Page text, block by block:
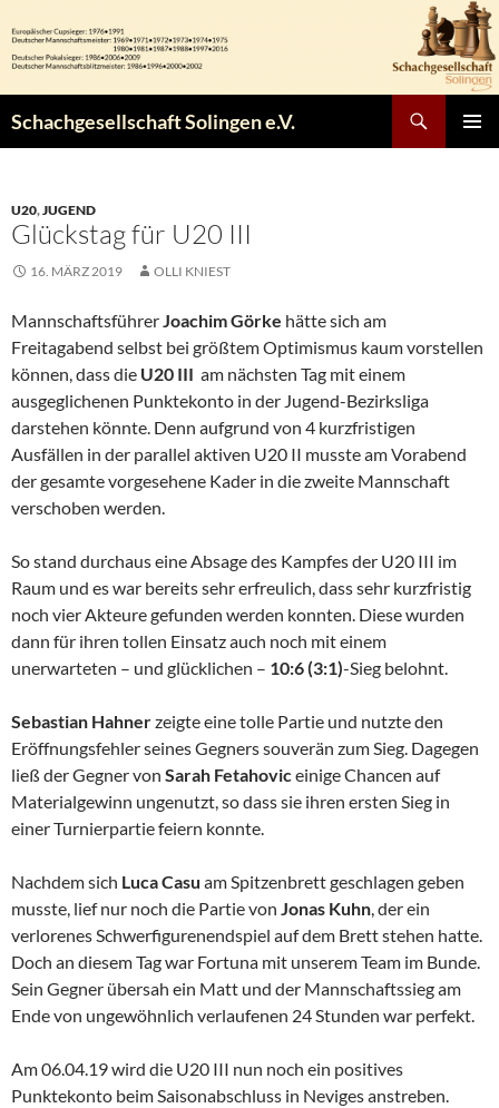
Inhalt
springen
Schachgesellschaft Solingen e.V.
U20,JUGEND
Glückstag für U20 III
16. MÄRZ 2019 OLLI KNIEST
MannschaftsführerJoachim Görke hätte sich am
Freitagabend selbst bei größtem Optimismus kaum vorstellen
können, dass die U20 III am nächsten Tag mit einem
ausgeglichenen Punktekonto in der Jugend-Bezirksliga
darstehen könnte. Denn aufgrund von 4 kurzfristigen
Ausfällen in der parallel aktiven U20 II musste am Vorabend
der gesamte vorgesehene Kader in die zweite Mannschaft
verschoben werden.
So stand durchaus eine Absage des Kampfes der U20 III im
Raum und es war bereits sehr erfreulich, dass sehr kurzfristig
noch vier Akteure gefunden werden konnten. Diese wurden
dann für ihren tollen Einsatz auch noch mit einem
unerwarteten – und glücklichen – 10:6 (3:1)-Sieg belohnt.
Sebastian Hahnerzeigte eine tolle Partie und nutzte den
Eröffnungsfehler seines Gegners souverän zum Sieg. Dagegen
ließ der Gegner von Sarah Fetahoviceinige Chancen auf
Materialgewinn ungenutzt, so dass sie ihren ersten Sieg in
einer Turnierpartie feiern konnte.
Nachdem sich Luca Casu am Spitzenbrett geschlagen geben
musste, lief nur noch die Partie von Jonas Kuhn, der ein
verlorenes Schwerfigurenendspiel auf dem Brett stehen hatte.
Doch an diesem Tag war Fortuna mit unserem Team im Bunde.
Sein Gegner übersah ein Matt und der Mannschaftssieg am
Ende von ungewöhnlich verlaufenen 24 Stunden war perfekt.
Am 06.04.19 wird die U20 III nun noch ein positives
Punktekonto beim Saisonabschluss in Neviges anstreben.